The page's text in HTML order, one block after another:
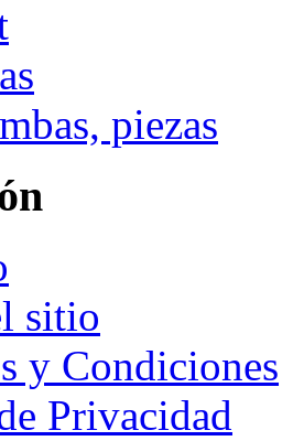
piezas
sitio
y Condiciones
Privacidad